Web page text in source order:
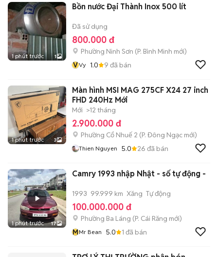
1 phút trước 1
Bồn nước Đại Thành Inox 500 lít
Đã sử dụng
800.000 đ
Phường Ninh Sơn (P. Bình Minh mới)
VVy 1.0 9 đã bán
1 phút trước 3
Màn hình MSI MAG 275CF X24 27 inch
FHD 240Hz Mới
Mới >12 tháng
2.900.000 đ
Phường Cổ Nhuế 2 (P. Đông Ngạc mới)
Thien Nguyen 5.0 26 đã bán
1 phút trước 17
Camry 1993 nhập Nhật - số tự động -
1993 99.999 km Xăng Tự động
100.000.000 đ
Phường Ba Láng (P. Cái Răng mới)
MMr Bean 5.0 1 đã bán